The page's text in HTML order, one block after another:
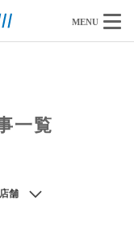
MENU
一覧
舗